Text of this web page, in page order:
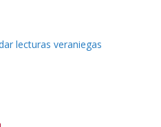
lecturas veraniegas